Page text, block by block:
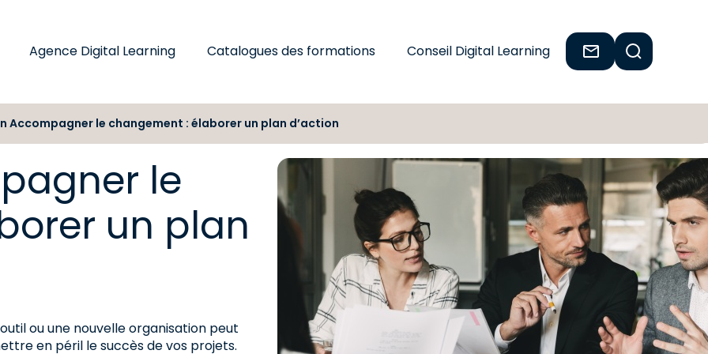
Agence Digital Learning Catalogues des formations Conseil Digital Learning
Accompagner le changement : élaborer un plan d’action
le
un plan
ou une nouvelle organisation peut
en péril le succès de vos projets.